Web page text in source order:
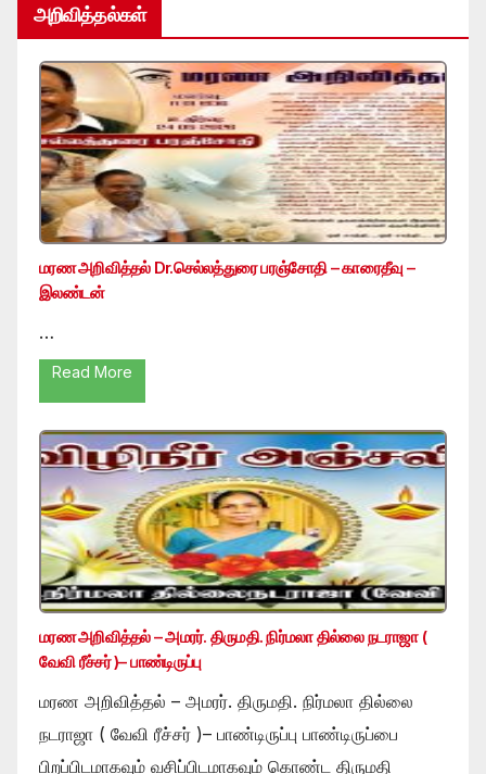
அறிவித்தல்கள்
மரண அறிவித்தல் Dr.செல்லத்துரை பரஞ்சோதி – காரைதீவு –
இலண்டன்
…
Read More
மரண அறிவித்தல் – அமரர். திருமதி. நிர்மலா தில்லை நடராஜா (
வேவி ரீச்சர் )– பாண்டிருப்பு
மரண அறிவித்தல் – அமரர். திருமதி. நிர்மலா தில்லை
நடராஜா ( வேவி ரீச்சர் )– பாண்டிருப்பு பாண்டிருப்பை
பிறப்பிடமாகவும் வசிப்பிடமாகவும் கொண்ட திருமதி